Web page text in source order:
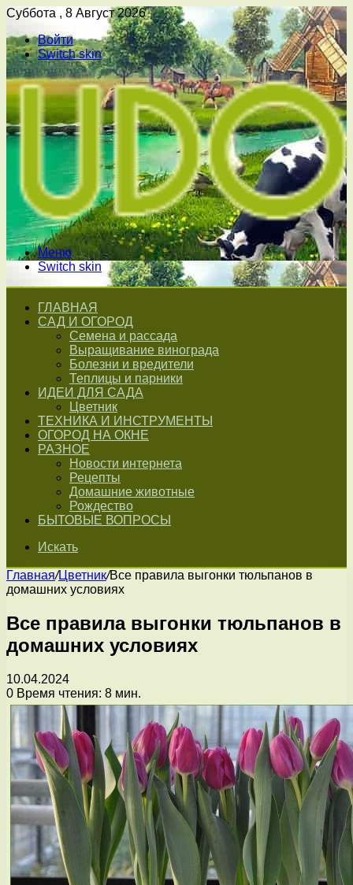
Суббота , 8 Август 2026
Войти
Switch skin
Меню
Switch skin
ГЛАВНАЯ
САД И ОГОРОД
Семена и рассада
Выращивание винограда
Болезни и вредители
Теплицы и парники
ИДЕИ ДЛЯ САДА
Цветник
ТЕХНИКА И ИНСТРУМЕНТЫ
ОГОРОД НА ОКНЕ
РАЗНОЕ
Новости интернета
Рецепты
Домашние животные
Рождество
БЫТОВЫЕ ВОПРОСЫ
Искать
Главная/Цветник/Все правила выгонки тюльпанов в
домашних условиях
Все правила выгонки тюльпанов в
домашних условиях
10.04.2024
0 Время чтения: 8 мин.